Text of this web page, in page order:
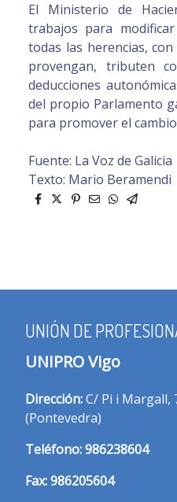
El Ministerio de
trabajos para
todas las herencias,
provengan, tributen
deducciones
del propio Parlamento
para promover el
Fuente: La Voz de Galicia
Texto: Mario Beramendi
UNIÓN DE
UNIPRO Vigo
Dirección:C/ Pi i Margall,
(Pontevedra)
Teléfono:986238604
Fax:986205604